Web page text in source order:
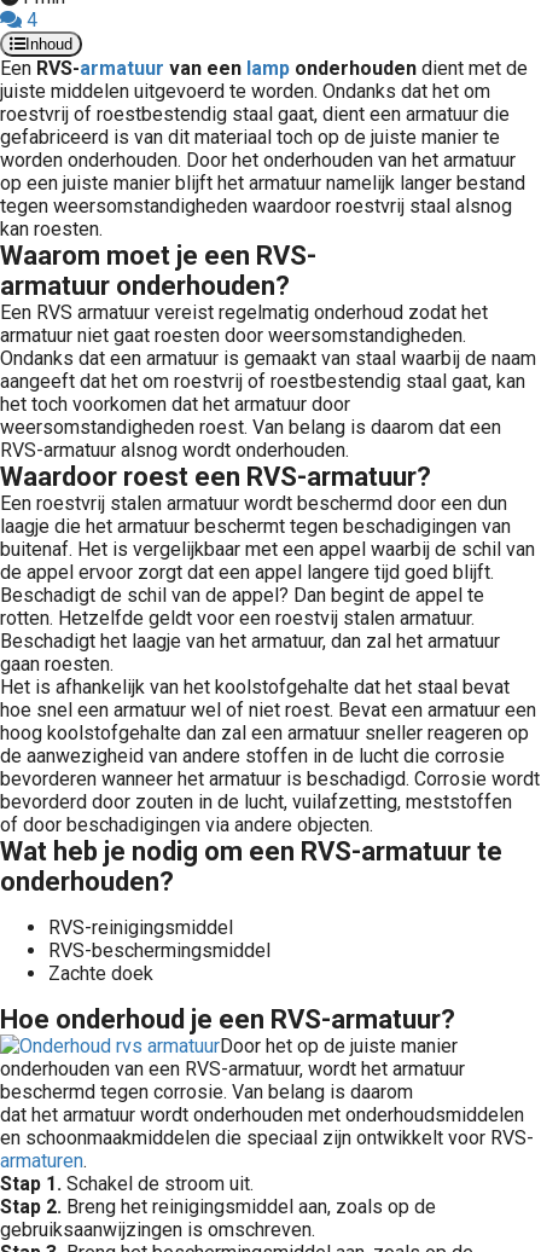
4
Inhoud
Een RVS-armatuur van een lamp onderhouden dient met de
juiste middelen uitgevoerd te worden. Ondanks dat het om
roestvrij of roestbestendig staal gaat, dient een armatuur die
gefabriceerd is van dit materiaal toch op de juiste manier te
worden onderhouden. Door het onderhouden van het armatuur
op een juiste manier blijft het armatuur namelijk langer bestand
tegen weersomstandigheden waardoor roestvrij staal alsnog
kan roesten.
Waarom moet je een RVS-
armatuur onderhouden?
Een RVS armatuur vereist regelmatig onderhoud zodat het
armatuur niet gaat roesten door weersomstandigheden.
Ondanks dat een armatuur is gemaakt van staal waarbij de naam
aangeeft dat het om roestvrij of roestbestendig staal gaat, kan
het toch voorkomen dat het armatuur door
weersomstandigheden roest. Van belang is daarom dat een
RVS-armatuur alsnog wordt onderhouden.
Waardoor roest een RVS-armatuur?
Een roestvrij stalen armatuur wordt beschermd door een dun
laagje die het armatuur beschermt tegen beschadigingen van
buitenaf. Het is vergelijkbaar met een appel waarbij de schil van
de appel ervoor zorgt dat een appel langere tijd goed blijft.
Beschadigt de schil van de appel? Dan begint de appel te
rotten. Hetzelfde geldt voor een roestvij stalen armatuur.
Beschadigt het laagje van het armatuur, dan zal het armatuur
gaan roesten.
Het is afhankelijk van het koolstofgehalte dat het staal bevat
hoe snel een armatuur wel of niet roest. Bevat een armatuur een
hoog koolstofgehalte dan zal een armatuur sneller reageren op
de aanwezigheid van andere stoffen in de lucht die corrosie
bevorderen wanneer het armatuur is beschadigd. Corrosie wordt
bevorderd door zouten in de lucht, vuilafzetting, meststoffen
of door beschadigingen via andere objecten.
Wat heb je nodig om een RVS-armatuur te
onderhouden?
RVS-reinigingsmiddel
RVS-beschermingsmiddel
Zachte doek
Hoe onderhoud je een RVS-armatuur?
Door het op de juiste manier
onderhouden van een RVS-armatuur, wordt het armatuur
beschermd tegen corrosie. Van belang is daarom
dat het armatuur wordt onderhouden met onderhoudsmiddelen
en schoonmaakmiddelen die speciaal zijn ontwikkelt voor RVS-
armaturen.
Stap 1. Schakel de stroom uit.
Stap 2. Breng het reinigingsmiddel aan, zoals op de
gebruiksaanwijzingen is omschreven.
de
Hierdoor
website-
van